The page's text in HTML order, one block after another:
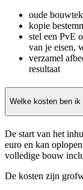
oude
kopie
stel een PvE
van je eisen,
verzamel
resultaat
Welke kosten ben
De start van het
euro en kan
volledige bouw
De kosten zijn